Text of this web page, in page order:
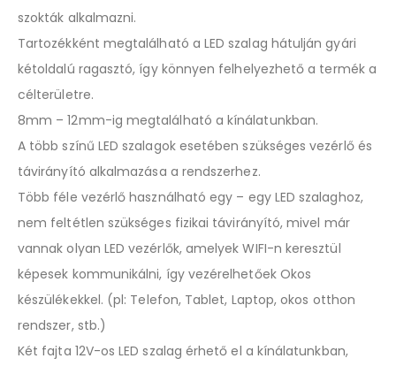
szokták alkalmazni.
Tartozékként megtalálható a LED szalag hátulján gyári
kétoldalú ragasztó, így könnyen felhelyezhető a termék a
célterületre.
8mm – 12mm-ig megtalálható a kínálatunkban.
A több színű LED szalagok esetében szükséges vezérlő és
távirányító alkalmazása a rendszerhez.
Több féle vezérlő használható egy – egy LED szalaghoz,
nem feltétlen szükséges fizikai távirányító, mivel már
vannak olyan LED vezérlők, amelyek WIFI-n keresztül
képesek kommunikálni, így vezérelhetőek Okos
készülékekkel. (pl: Telefon, Tablet, Laptop, okos otthon
rendszer, stb.)
Két fajta 12V-os LED szalag érhető el a kínálatunkban,